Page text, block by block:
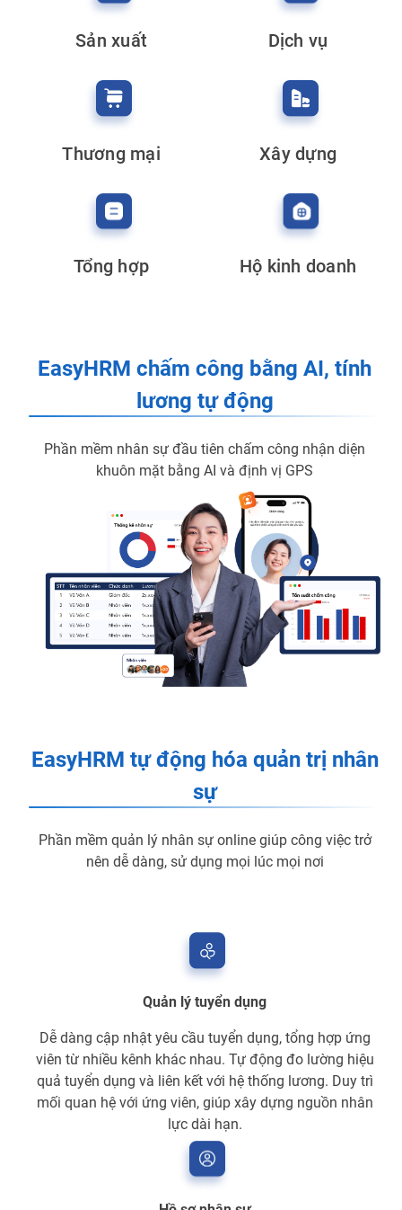
Sản xuất Dịch vụ
Thương mại Xây dựng
Tổng hợp Hộ kinh doanh
EasyHRM chấm công bằng AI, tính
lương tự động
Phần mềm nhân sự đầu tiên chấm công nhận diện
khuôn mặt bằng AI và định vị GPS
EasyHRM tự động hóa quản trị nhân
sự
Phần mềm quản lý nhân sự online giúp công việc trở
nên dễ dàng, sử dụng mọi lúc mọi nơi
Quản lý tuyển dụng
Dễ dàng cập nhật yêu cầu tuyển dụng, tổng hợp ứng
viên từ nhiều kênh khác nhau. Tự động đo lường hiệu
quả tuyển dụng và liên kết với hệ thống lương. Duy trì
mối quan hệ với ứng viên, giúp xây dựng nguồn nhân
lực dài hạn.